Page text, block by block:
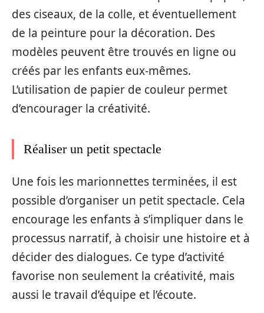
des ciseaux, de la colle, et éventuellement
de la peinture pour la décoration. Des
modèles peuvent être trouvés en ligne ou
créés par les enfants eux-mêmes.
L’utilisation de papier de couleur permet
d’encourager la créativité.
Réaliser un petit spectacle
Une fois les marionnettes terminées, il est
possible d’organiser un petit spectacle. Cela
encourage les enfants à s’impliquer dans le
processus narratif, à choisir une histoire et à
décider des dialogues. Ce type d’activité
favorise non seulement la créativité, mais
aussi le travail d’équipe et l’écoute.